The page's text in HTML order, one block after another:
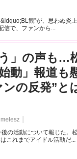
観”が、思わぬ炎
信で、ファンから...
」の声も…
動」報道も
の反発”と
の活動について報じた。
これまでアイドル活動だ...